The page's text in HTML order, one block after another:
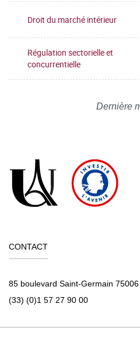
Droit du marché intérieur
Régulation sectorielle et
concurrentielle
Dernière
CONTACT
85 boulevard Saint-Germain
(33) (0)1 57 27 90 00